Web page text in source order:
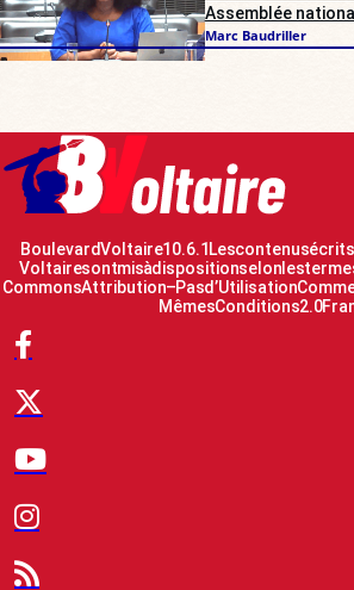
Assemblée
Marc Baudriller
Boulevard Voltaire 10.6.1 Les contenus
Voltaire sont mis à disposition selon les
Commons Attribution – Pas d’Utilisation
Mêmes Conditions 2.0